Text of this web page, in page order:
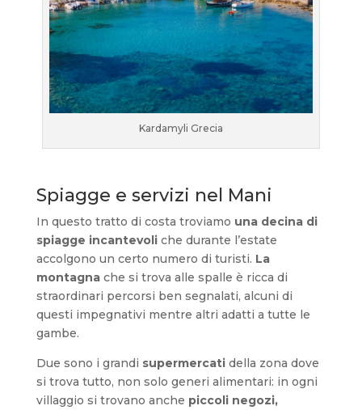
Kardamyli Grecia
Spiagge e servizi nel Mani
In questo tratto di costa troviamo una decina di
spiagge incantevoliche durante l’estate
accolgono un certo numero di turisti. La
montagnache si trova alle spalle è ricca di
straordinari percorsi ben segnalati, alcuni di
questi impegnativi mentre altri adatti a tutte le
gambe.
Due sono i grandi supermercatidella zona dove
si trova tutto, non solo generi alimentari: in ogni
villaggio si trovano anche piccoli negozi,